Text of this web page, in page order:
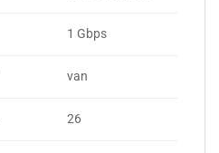
1 Gbps
van
26